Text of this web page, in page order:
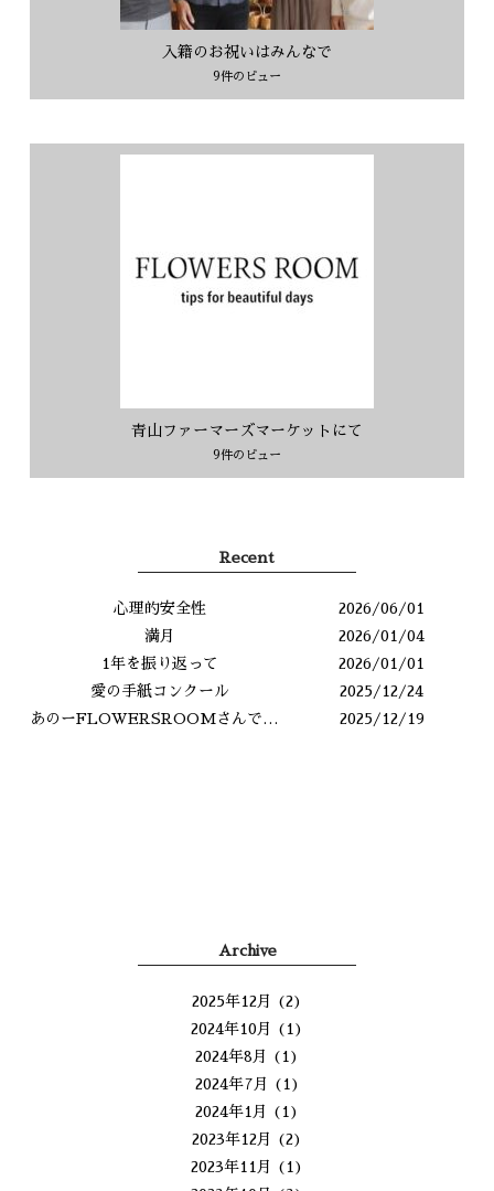
入籍のお祝いはみんなで
9件のビュー
青山ファーマーズマーケットにて
9件のビュー
Recent
心理的安全性
2026/06/01
満月
2026/01/04
1年を振り返って
2026/01/01
愛の手紙コンクール
2025/12/24
2025/12/19
Archive
2025年12月
(2)
2024年10月
(1)
2024年8月
(1)
2024年7月
(1)
2024年1月
(1)
2023年12月
(2)
2023年11月
(1)